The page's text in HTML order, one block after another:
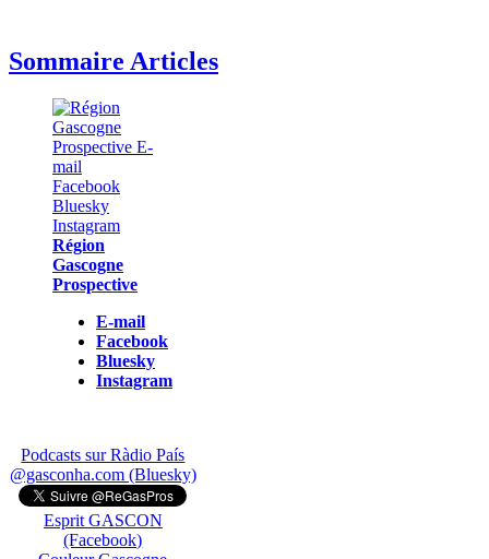
Sommaire Articles
Région
Gascogne
Prospective
E-mail
Facebook
Bluesky
Instagram
Podcasts sur Ràdio País
@gasconha.com (Bluesky)
Esprit GASCON
(Facebook)